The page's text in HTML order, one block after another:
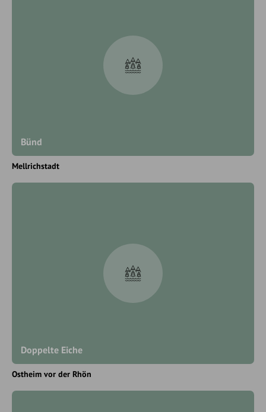
Bünd
Mellrichstadt
Doppelte Eiche
Ostheim vor der Rhön